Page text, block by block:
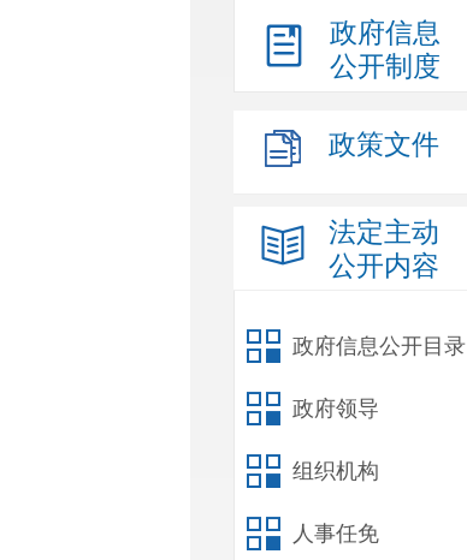
政府信息
公开制度
政策文件
法定主动
公开内容
政府信息公开目录
政府领导
组织机构
人事任免